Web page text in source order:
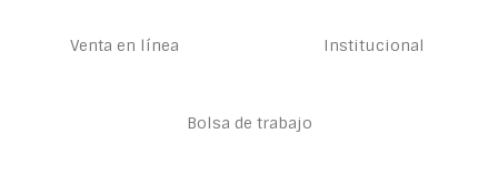
Venta en línea Institucional
Bolsa de trabajo